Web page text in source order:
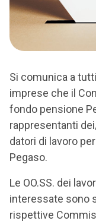
Si comunica a
imprese che il
fondo pensione
rappresentanti
datori di lavoro
Pegaso.
Le OO.SS. dei
interessate sono
rispettive